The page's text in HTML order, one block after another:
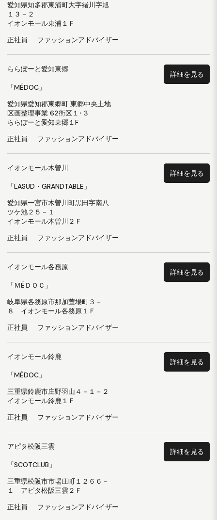
愛知県知多郡東浦町大字緒川字旭
１３－２
イオンモール東浦１Ｆ
正社員
ファッションアドバイザー
ららぽーと愛知東郷
「MÉDOC」
愛知県愛知郡東郷町 東郷中央土地
区画整理事業 62街区１･３
ららぽーと愛知東郷１F
正社員
ファッションアドバイザー
詳細を見る
イオンモール木曽川
「LASUD・GRANDTABLE」
愛知県一宮市木曽川町黒田字南八
ツケ池２５－１
イオンモール木曽川２Ｆ
正社員
ファッションアドバイザー
詳細を見る
イオンモール各務原
「ＭÉＤＯＣ」
岐阜県各務原市那加萱場町３－
８ イオンモール各務原１Ｆ
正社員
ファッションアドバイザー
詳細を見る
イオンモール鈴鹿
「MÉDOC」
三重県鈴鹿市庄野羽山４－１－２
イオンモール鈴鹿１Ｆ
正社員
ファッションアドバイザー
詳細を見る
アピタ松阪三雲
「SCOTCLUB」
三重県松阪市市場庄町１２６６－
１ アピタ松阪三雲２Ｆ
正社員
ファッションアドバイザー
詳細を見る